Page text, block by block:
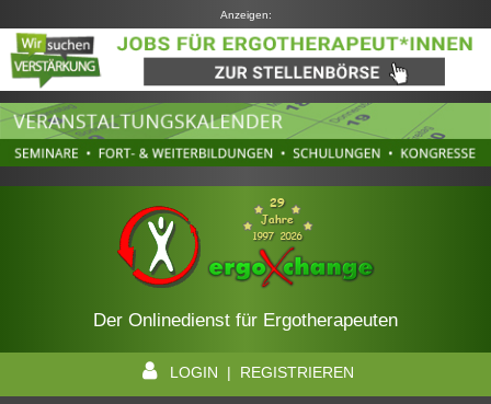
Anzeigen:
Der Onlinedienst für Ergotherapeuten
LOGIN | REGISTRIEREN